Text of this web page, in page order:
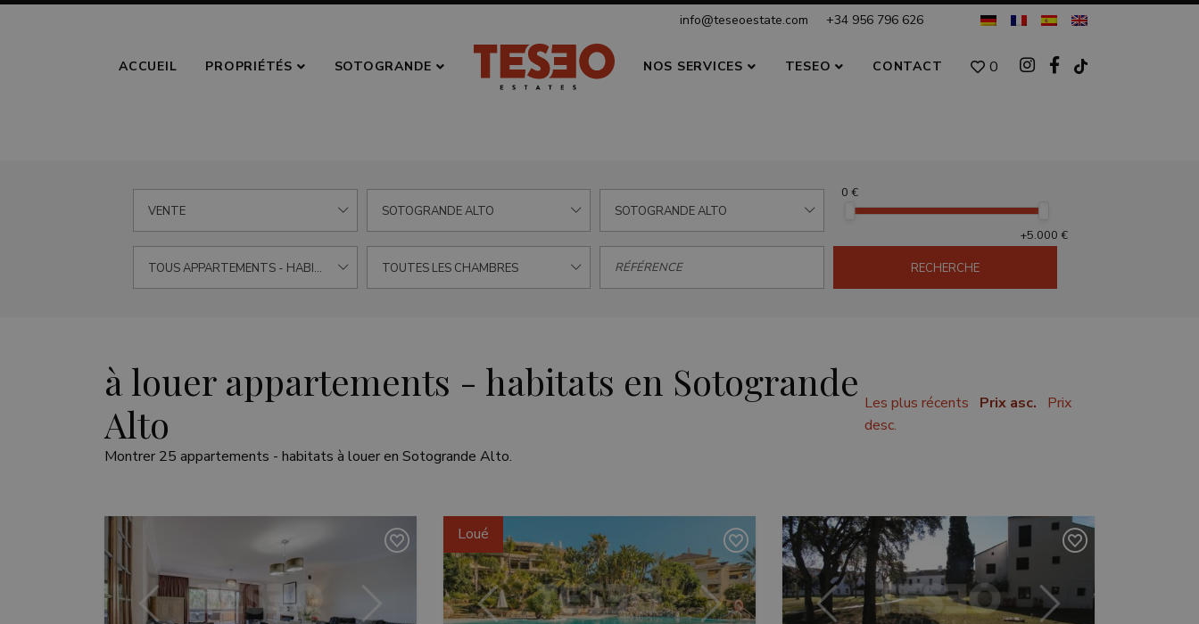
info@teseoestate.com +34 956 796 626
0
ACCUEIL PROPRIÉTÉS SOTOGRANDE NOS SERVICES TESEO CONTACT
VENTE SOTOGRANDE ALTO SOTOGRANDE ALTO
0 €
+5.000 €
TOUS APPARTEMENTS - HABITATS TOUTES LES CHAMBRES RECHERCHE
à louer appartements - habitats en Sotogrande
Alto
Montrer 25 appartements - habitats à louer en Sotogrande Alto.
Les plus récents Prix asc.
Prix
desc.
Précédent Précédent Suivant
Loué
Précédent Suivant